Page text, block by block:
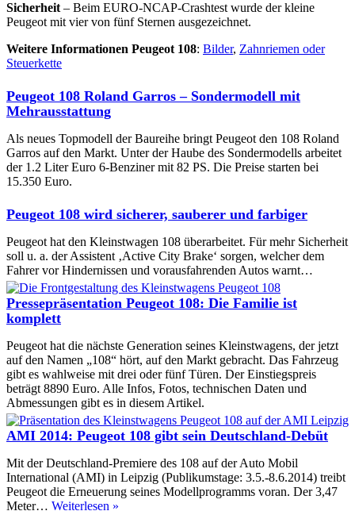
Sicherheit – Beim EURO-NCAP-Crashtest wurde der kleine
Peugeot mit vier von fünf Sternen ausgezeichnet.
Weitere Informationen Peugeot 108: Bilder, Zahnriemen oder
Steuerkette
Peugeot 108 Roland Garros – Sondermodell mit
Mehrausstattung
Als neues Topmodell der Baureihe bringt Peugeot den 108 Roland
Garros auf den Markt. Unter der Haube des Sondermodells arbeitet
der 1.2 Liter Euro 6-Benziner mit 82 PS. Die Preise starten bei
15.350 Euro.
Peugeot 108 wird sicherer, sauberer und farbiger
Peugeot hat den Kleinstwagen 108 überarbeitet. Für mehr Sicherheit
soll u. a. der Assistent ‚Active City Brake‘ sorgen, welcher dem
Fahrer vor Hindernissen und vorausfahrenden Autos warnt…
Pressepräsentation Peugeot 108: Die Familie ist
komplett
Peugeot hat die nächste Generation seines Kleinstwagens, der jetzt
auf den Namen „108“ hört, auf den Markt gebracht. Das Fahrzeug
gibt es wahlweise mit drei oder fünf Türen. Der Einstiegspreis
beträgt 8890 Euro. Alle Infos, Fotos, technischen Daten und
Abmessungen gibt es in diesem Artikel.
AMI 2014: Peugeot 108 gibt sein Deutschland-Debüt
Mit der Deutschland-Premiere des 108 auf der Auto Mobil
International (AMI) in Leipzig (Publikumstage: 3.5.-8.6.2014) treibt
Peugeot die Erneuerung seines Modellprogramms voran. Der 3,47
Meter… Weiterlesen »